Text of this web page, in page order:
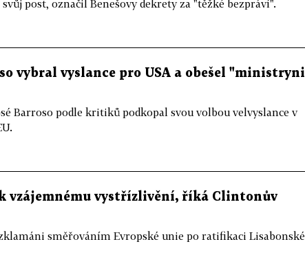
post, označil Benešovy dekrety za "těžké bezpráví".
vybral vyslance pro USA a obešel "ministryni
Barroso podle kritiků podkopal svou volbou velvyslance v
k vzájemnému vystřízlivění, říká Clintonův
směřováním Evropské unie po ratifikaci Lisabonské